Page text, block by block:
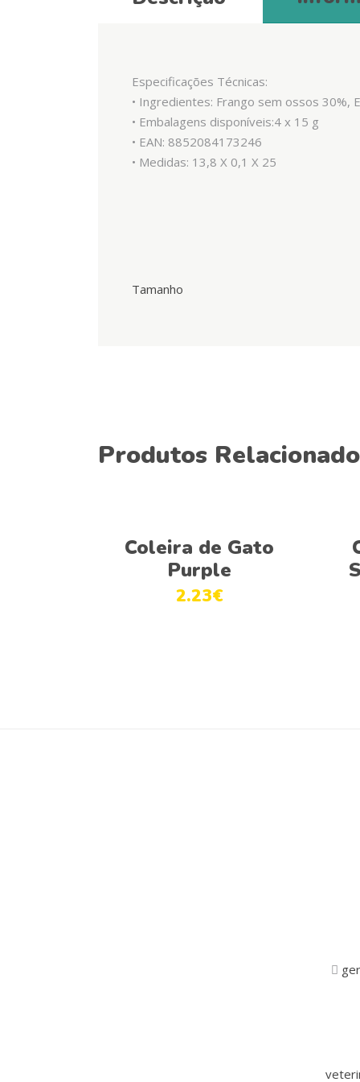
Especificações Técnicas:
• Ingredientes: Frango sem ossos 30%,
• Embalagens disponíveis:4 x 15 g
• EAN: 8852084173246
• Medidas: 13,8 X 0,1 X 25
Tamanho
Produtos
Ver opções
Coleira de Gato
Purple
2.23€